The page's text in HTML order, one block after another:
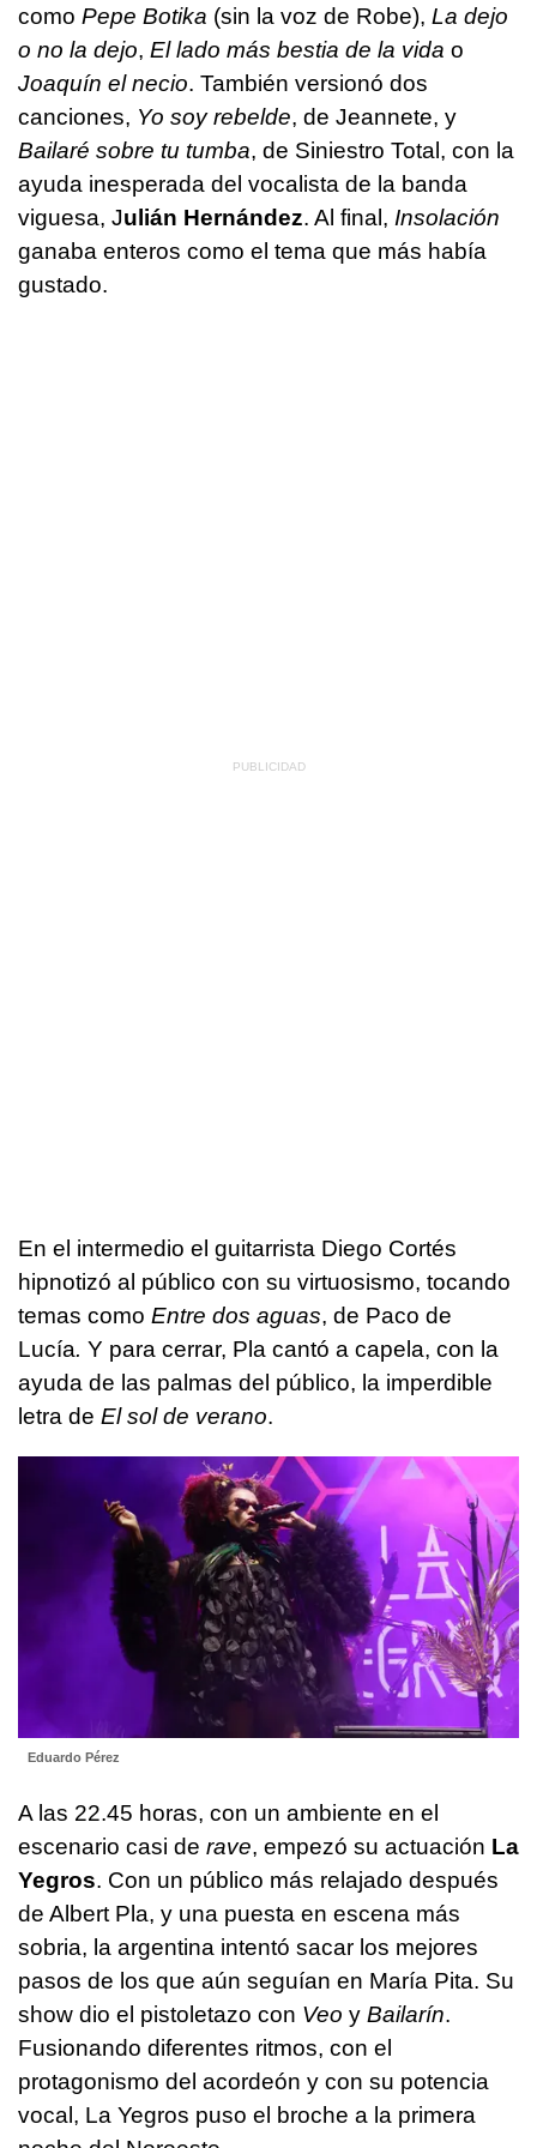
como Pepe Botika (sin la voz de Robe), La dejo
o no la dejo, El lado más bestia de la vida o
Joaquín el necio. También versionó dos
canciones, Yo soy rebelde, de Jeannete, y
Bailaré sobre tu tumba, de Siniestro Total, con la
ayuda inesperada del vocalista de la banda
viguesa, Julián Hernández. Al final, Insolación
ganaba enteros como el tema que más había
gustado.
En el intermedio el guitarrista Diego Cortés
hipnotizó al público con su virtuosismo, tocando
temas como Entre dos aguas, de Paco de
Lucía. Y para cerrar, Pla cantó a capela, con la
ayuda de las palmas del público, la imperdible
letra de El sol de verano.
Eduardo Pérez
A las 22.45 horas, con un ambiente en el
escenario casi de rave, empezó su actuación La
Yegros. Con un público más relajado después
de Albert Pla, y una puesta en escena más
sobria, la argentina intentó sacar los mejores
pasos de los que aún seguían en María Pita. Su
show dio el pistoletazo con Veo y Bailarín.
Fusionando diferentes ritmos, con el
protagonismo del acordeón y con su potencia
vocal, La Yegros puso el broche a la primera